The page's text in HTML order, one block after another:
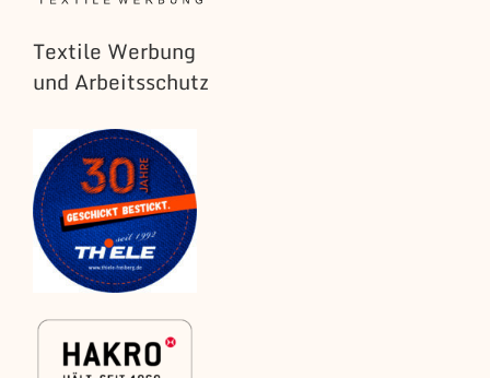
Textile Werbung
und Arbeitsschutz